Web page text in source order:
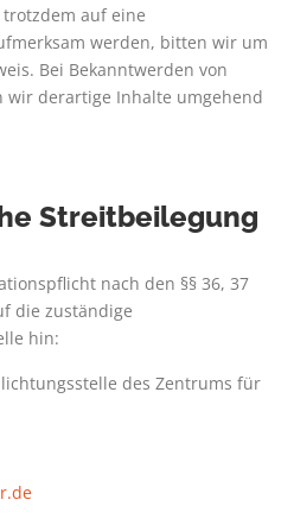
auf eine
werden, bitten wir um
Bei Bekanntwerden von
wir derartige Inhalte umgehend
Streitbeilegung
nach den §§ 36, 37
die zuständige
hin:
des Zentrums für